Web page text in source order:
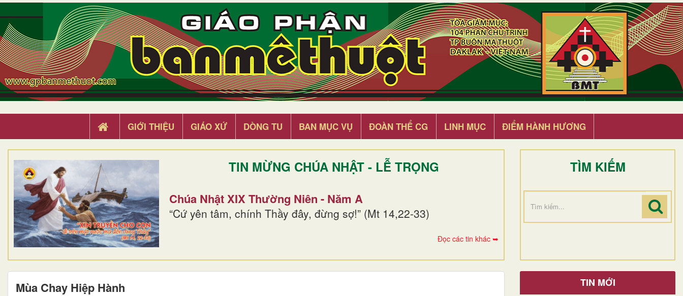
GIỚI THIỆU GIÁO XỨ DÒNG TU BAN MỤC VỤ ĐOÀN THỂ CG LINH MỤC ĐIỂM HÀNH HƯƠNG
TIN MỪNG CHÚA NHẬT - LỄ TRỌNG
Chúa Nhật XIX Thường Niên - Năm A
“Cứ yên tâm, chính Thầy đây, đừng sợ!” (Mt 14,22-33)
Đọc các tin khác ➥
TÌM KIẾM
Mùa Chay Hiệp Hành TIN MỚI